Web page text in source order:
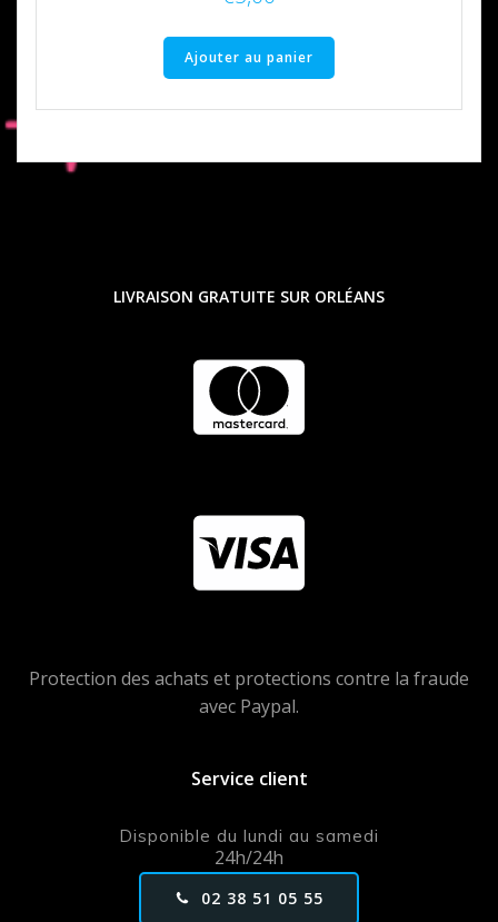
Ajouter au panier
LIVRAISON GRATUITE SUR ORLÉANS
Protection des achats et protections contre la fraude
avec Paypal.
Service client
Disponible du lundi au samedi
24h/24h
02 38 51 05 55